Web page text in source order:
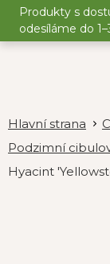
Přejít
obsah
Produkty s
odesíláme do
Podzimní
Hyacint